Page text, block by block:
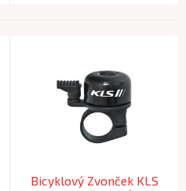
Bicyklový Zvonček KLS